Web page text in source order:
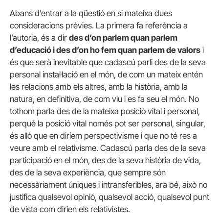
Abans d’entrar a la qüestió en si mateixa dues
consideracions prèvies. La primera fa referència a
l’autoria, és a dir des d’on parlem quan parlem
d’educació i des d’on ho fem quan parlem de valors i
és que serà inevitable que cadascú parli des de la seva
personal instal·lació en el món, de com un mateix entén
les relacions amb els altres, amb la història, amb la
natura, en definitiva, de com viu i es fa seu el món. No
tothom parla des de la mateixa posició vital i personal,
perquè la posició vital només pot ser personal, singular,
és allò que en diríem perspectivisme i que no té res a
veure amb el relativisme. Cadascú parla des de la seva
participació en el món, des de la seva història de vida,
des de la seva experiència, que sempre són
necessàriament úniques i intransferibles, ara bé, això no
justifica qualsevol opinió, qualsevol acció, qualsevol punt
de vista com dirien els relativistes.